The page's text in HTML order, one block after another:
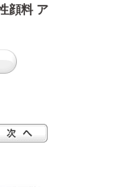
顔料 ア